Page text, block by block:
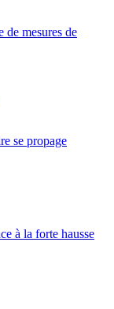
de mesures de
se propage
à la forte hausse